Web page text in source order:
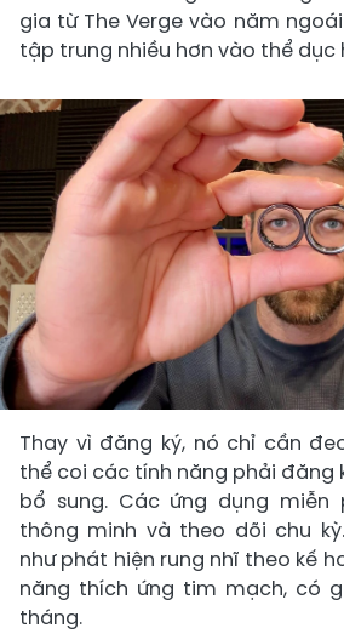
gia từ The Verge vào năm
tập trung nhiều hơn vào thể dục
Thay vì đăng ký, nó chỉ cần
thể coi các tính năng phải đăng
bổ sung. Các ứng dụng miễn
thông minh và theo dõi chu
như phát hiện rung nhĩ theo kế
năng thích ứng tim mạch, có
tháng.